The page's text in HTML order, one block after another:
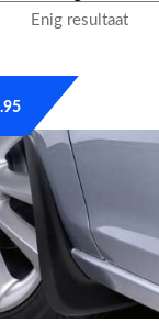
Enig resultaat